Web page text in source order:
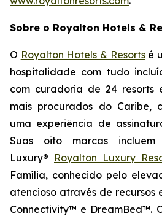
Sobre o Royalton Hotels &
O Royalton Hotels & Resortsé
hospitalidade com tudo
com curadoria de 24 resorts
mais procurados do Caribe,
uma experiência de
Suas oito marcas
Luxury® Royalton Luxury
Família, conhecido pelo
atencioso através de recursos
Connectivity™ e DreamBed™.